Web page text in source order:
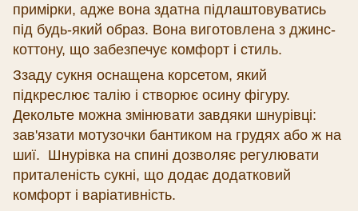
примірки, адже вона здатна підлаштовуватись
під будь-який образ. Вона виготовлена з джинс-
коттону, що забезпечує комфорт і стиль.
Ззаду сукня оснащена корсетом, який
підкреслює талію і створює осину фігуру.
Декольте можна змінювати завдяки шнурівці:
зав'язати мотузочки бантиком на грудях або ж на
шиї. Шнурівка на спині дозволяє регулювати
приталеність сукні, що додає додатковий
комфорт і варіативність.